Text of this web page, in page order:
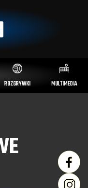
ROZGRYWKI MULTIMEDIA